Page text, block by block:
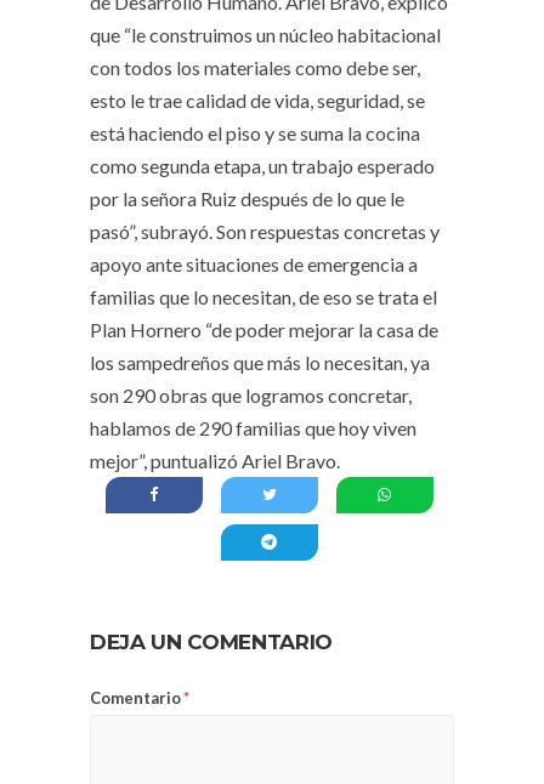
que “le construimos un núcleo habitacional
con todos los materiales como debe ser,
esto le trae calidad de vida, seguridad, se
está haciendo el piso y se suma la cocina
como segunda etapa, un trabajo esperado
por la señora Ruiz después de lo que le
pasó”, subrayó. Son respuestas concretas y
apoyo ante situaciones de emergencia a
familias que lo necesitan, de eso se trata el
Plan Hornero “de poder mejorar la casa de
los sampedreños que más lo necesitan, ya
son 290 obras que logramos concretar,
hablamos de 290 familias que hoy viven
mejor”, puntualizó Ariel Bravo.
DEJA UN COMENTARIO
Comentario*